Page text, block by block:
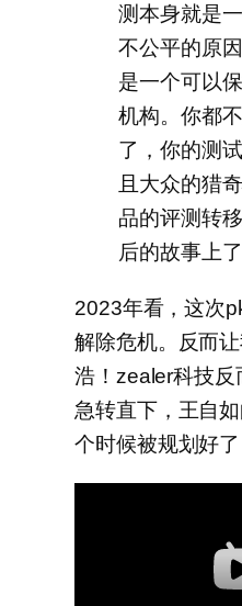
测本身就是
不公平的原
是一个可以
机构。你都
了，你的测
且大众的猎
品的评测转
后的故事上了
2023年看，这次
解除危机。反而
浩！zealer科技
急转直下，王自
个时候被规划好了